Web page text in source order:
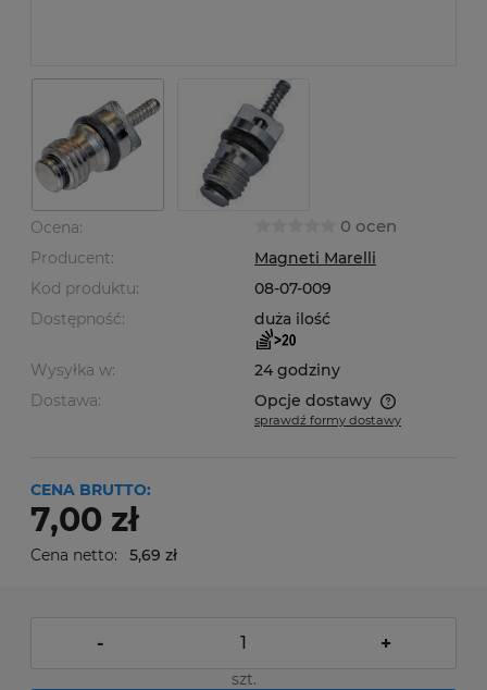
Ocena: 0 ocen
Producent:
Magneti Marelli
Kod produktu:
08-07-009
Dostępność:
duża ilość
Wysyłka w:
24 godziny
Dostawa:
Opcje dostawy
Cena nie zawiera ewentualnych kosztów płatności
sprawdź formy dostawy
CENA BRUTTO:
7,00 zł
Cena netto: 5,69 zł
- +
szt.